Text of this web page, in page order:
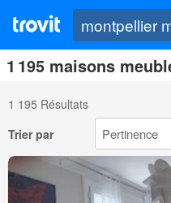
1 195 maisons
1 195 Résultats
Trier par